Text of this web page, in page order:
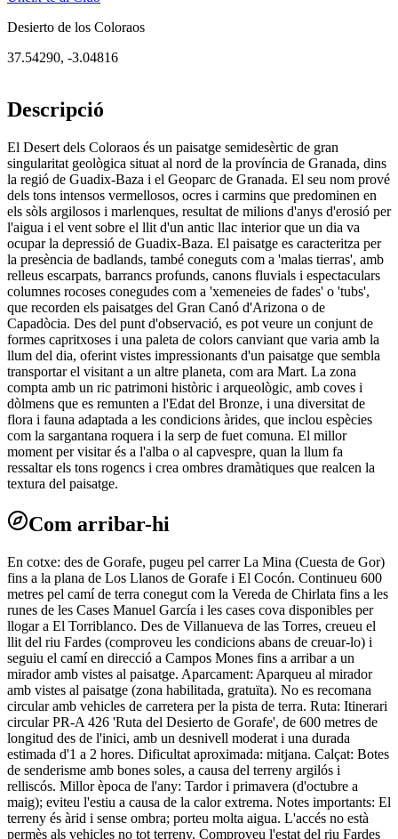
Desierto de los Coloraos
37.54290, -3.04816
Descripció
El Desert dels Coloraos és un paisatge semidesèrtic de gran
singularitat geològica situat al nord de la província de Granada, dins
la regió de Guadix-Baza i el Geoparc de Granada. El seu nom prové
dels tons intensos vermellosos, ocres i carmins que predominen en
els sòls argilosos i marlenques, resultat de milions d'anys d'erosió per
l'aigua i el vent sobre el llit d'un antic llac interior que un dia va
ocupar la depressió de Guadix-Baza. El paisatge es caracteritza per
la presència de badlands, també coneguts com a 'malas tierras', amb
relleus escarpats, barrancs profunds, canons fluvials i espectaculars
columnes rocoses conegudes com a 'xemeneies de fades' o 'tubs',
que recorden els paisatges del Gran Canó d'Arizona o de
Capadòcia. Des del punt d'observació, es pot veure un conjunt de
formes capritxoses i una paleta de colors canviant que varia amb la
llum del dia, oferint vistes impressionants d'un paisatge que sembla
transportar el visitant a un altre planeta, com ara Mart. La zona
compta amb un ric patrimoni històric i arqueològic, amb coves i
dòlmens que es remunten a l'Edat del Bronze, i una diversitat de
flora i fauna adaptada a les condicions àrides, que inclou espècies
com la sargantana roquera i la serp de fuet comuna. El millor
moment per visitar és a l'alba o al capvespre, quan la llum fa
ressaltar els tons rogencs i crea ombres dramàtiques que realcen la
textura del paisatge.
Com arribar-hi
En cotxe: des de Gorafe, pugeu pel carrer La Mina (Cuesta de Gor)
fins a la plana de Los Llanos de Gorafe i El Cocón. Continueu 600
metres pel camí de terra conegut com la Vereda de Chirlata fins a les
runes de les Cases Manuel García i les cases cova disponibles per
llogar a El Torriblanco. Des de Villanueva de las Torres, creueu el
llit del riu Fardes (comproveu les condicions abans de creuar-lo) i
seguiu el camí en direcció a Campos Mones fins a arribar a un
mirador amb vistes al paisatge. Aparcament: Aparqueu al mirador
amb vistes al paisatge (zona habilitada, gratuïta). No es recomana
circular amb vehicles de carretera per la pista de terra. Ruta: Itinerari
circular PR-A 426 'Ruta del Desierto de Gorafe', de 600 metres de
longitud des de l'inici, amb un desnivell moderat i una durada
estimada d'1 a 2 hores. Dificultat aproximada: mitjana. Calçat: Botes
de senderisme amb bones soles, a causa del terreny argilós i
relliscós. Millor època de l'any: Tardor i primavera (d'octubre a
maig); eviteu l'estiu a causa de la calor extrema. Notes importants: El
terreny és àrid i sense ombra; porteu molta aigua. L'accés no està
permès als vehicles no tot terreny. Comproveu l'estat del riu Fardes